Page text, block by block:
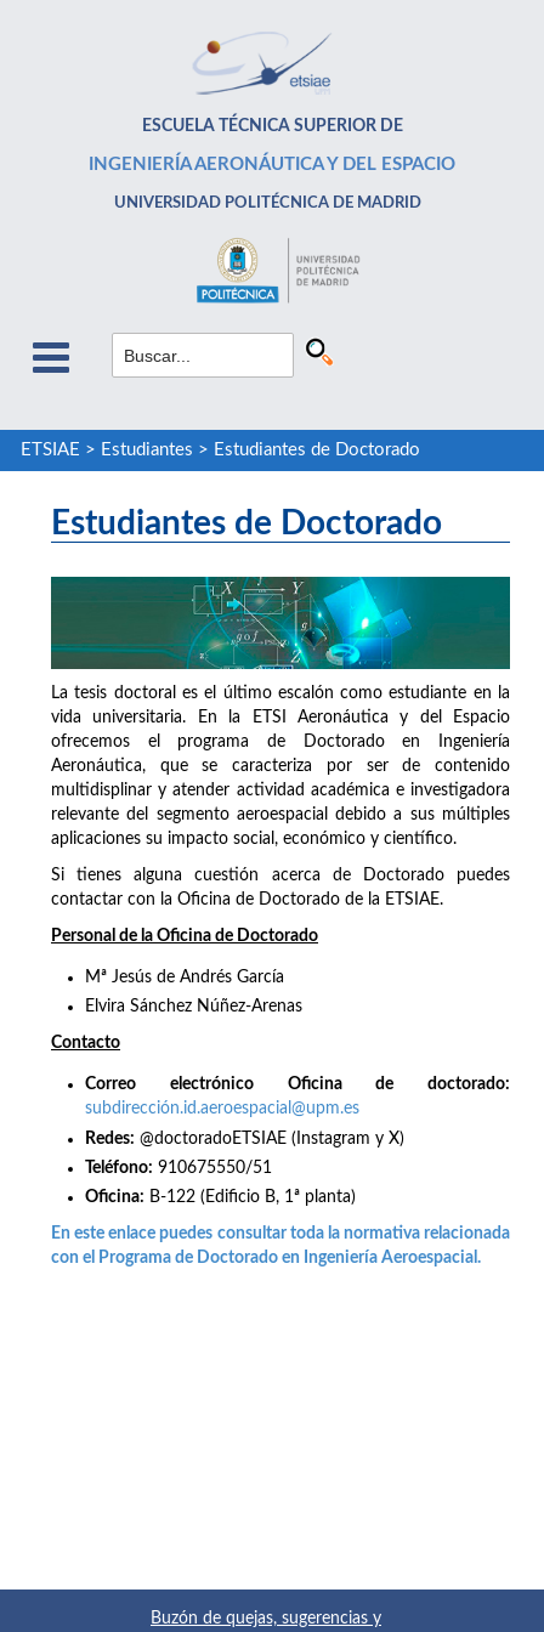
ESCUELA TÉCNICA SUPERIOR DE
INGENIERÍA AERONÁUTICA Y DEL ESPACIO
UNIVERSIDAD POLITÉCNICA DE MADRID
ETSIAE > Estudiantes > Estudiantes de Doctorado
Estudiantes de Doctorado
La tesis doctoral es el último escalón como estudiante en la
vida universitaria. En la ETSI Aeronáutica y del Espacio
ofrecemos el programa de Doctorado en Ingeniería
Aeronáutica, que se caracteriza por ser de contenido
multidisplinar y atender actividad académica e investigadora
relevante del segmento aeroespacial debido a sus múltiples
aplicaciones su impacto social, económico y científico.
Si tienes alguna cuestión acerca de Doctorado puedes
contactar con la Oficina de Doctorado de la ETSIAE.
Personal de la Oficina de Doctorado
Mª Jesús de Andrés García
Elvira Sánchez Núñez-Arenas
Contacto
Correo electrónico Oficina de doctorado:
subdirección.id.aeroespacial@upm.es
Redes: @doctoradoETSIAE (Instagram y X)
Teléfono: 910675550/51
Oficina: B-122 (Edificio B, 1ª planta)
En este enlace puedes consultar toda la normativa relacionada
con el Programa de Doctorado en Ingeniería Aeroespacial.
Buzón de quejas, sugerencias y